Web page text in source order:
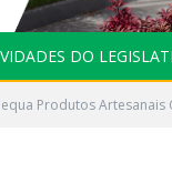
DO
Produtos